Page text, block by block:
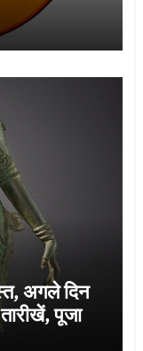
अगले दिन
पूजा